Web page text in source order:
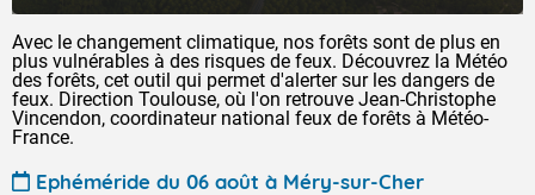
Avec le changement climatique, nos forêts sont de plus en
plus vulnérables à des risques de feux. Découvrez la Météo
des forêts, cet outil qui permet d'alerter sur les dangers de
feux. Direction Toulouse, où l'on retrouve Jean-Christophe
Vincendon, coordinateur national feux de forêts à Météo-
France.
Ephéméride du 06 août à Méry-sur-Cher